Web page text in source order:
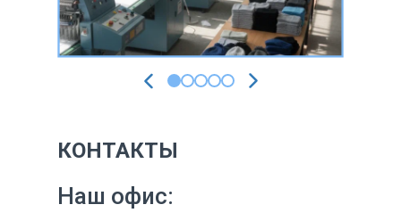
КОНТАКТЫ
Наш офис: